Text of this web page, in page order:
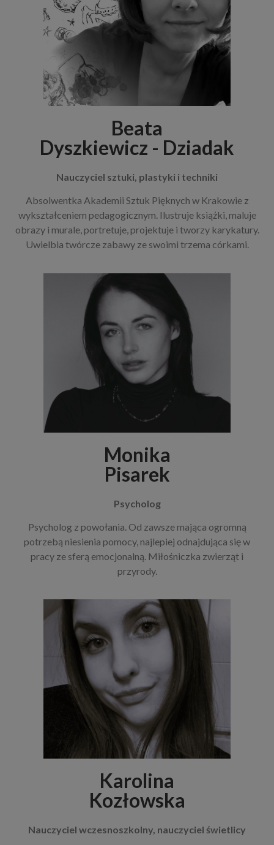
Beata
Dyszkiewicz - Dziadak
Nauczyciel sztuki, plastyki i techniki
Absolwentka Akademii Sztuk Pięknych w Krakowie z
wykształceniem pedagogicznym. Ilustruje książki, maluje
obrazy i murale, portretuje, projektuje i tworzy karykatury.
Uwielbia twórcze zabawy ze swoimi trzema córkami.
Monika
Pisarek
Psycholog
Psycholog z powołania. Od zawsze mająca ogromną
potrzebą niesienia pomocy, najlepiej odnajdująca się w
pracy ze sferą emocjonalną. Miłośniczka zwierząt i
przyrody.
Karolina
Kozłowska
Nauczyciel wczesnoszkolny, nauczyciel świetlicy